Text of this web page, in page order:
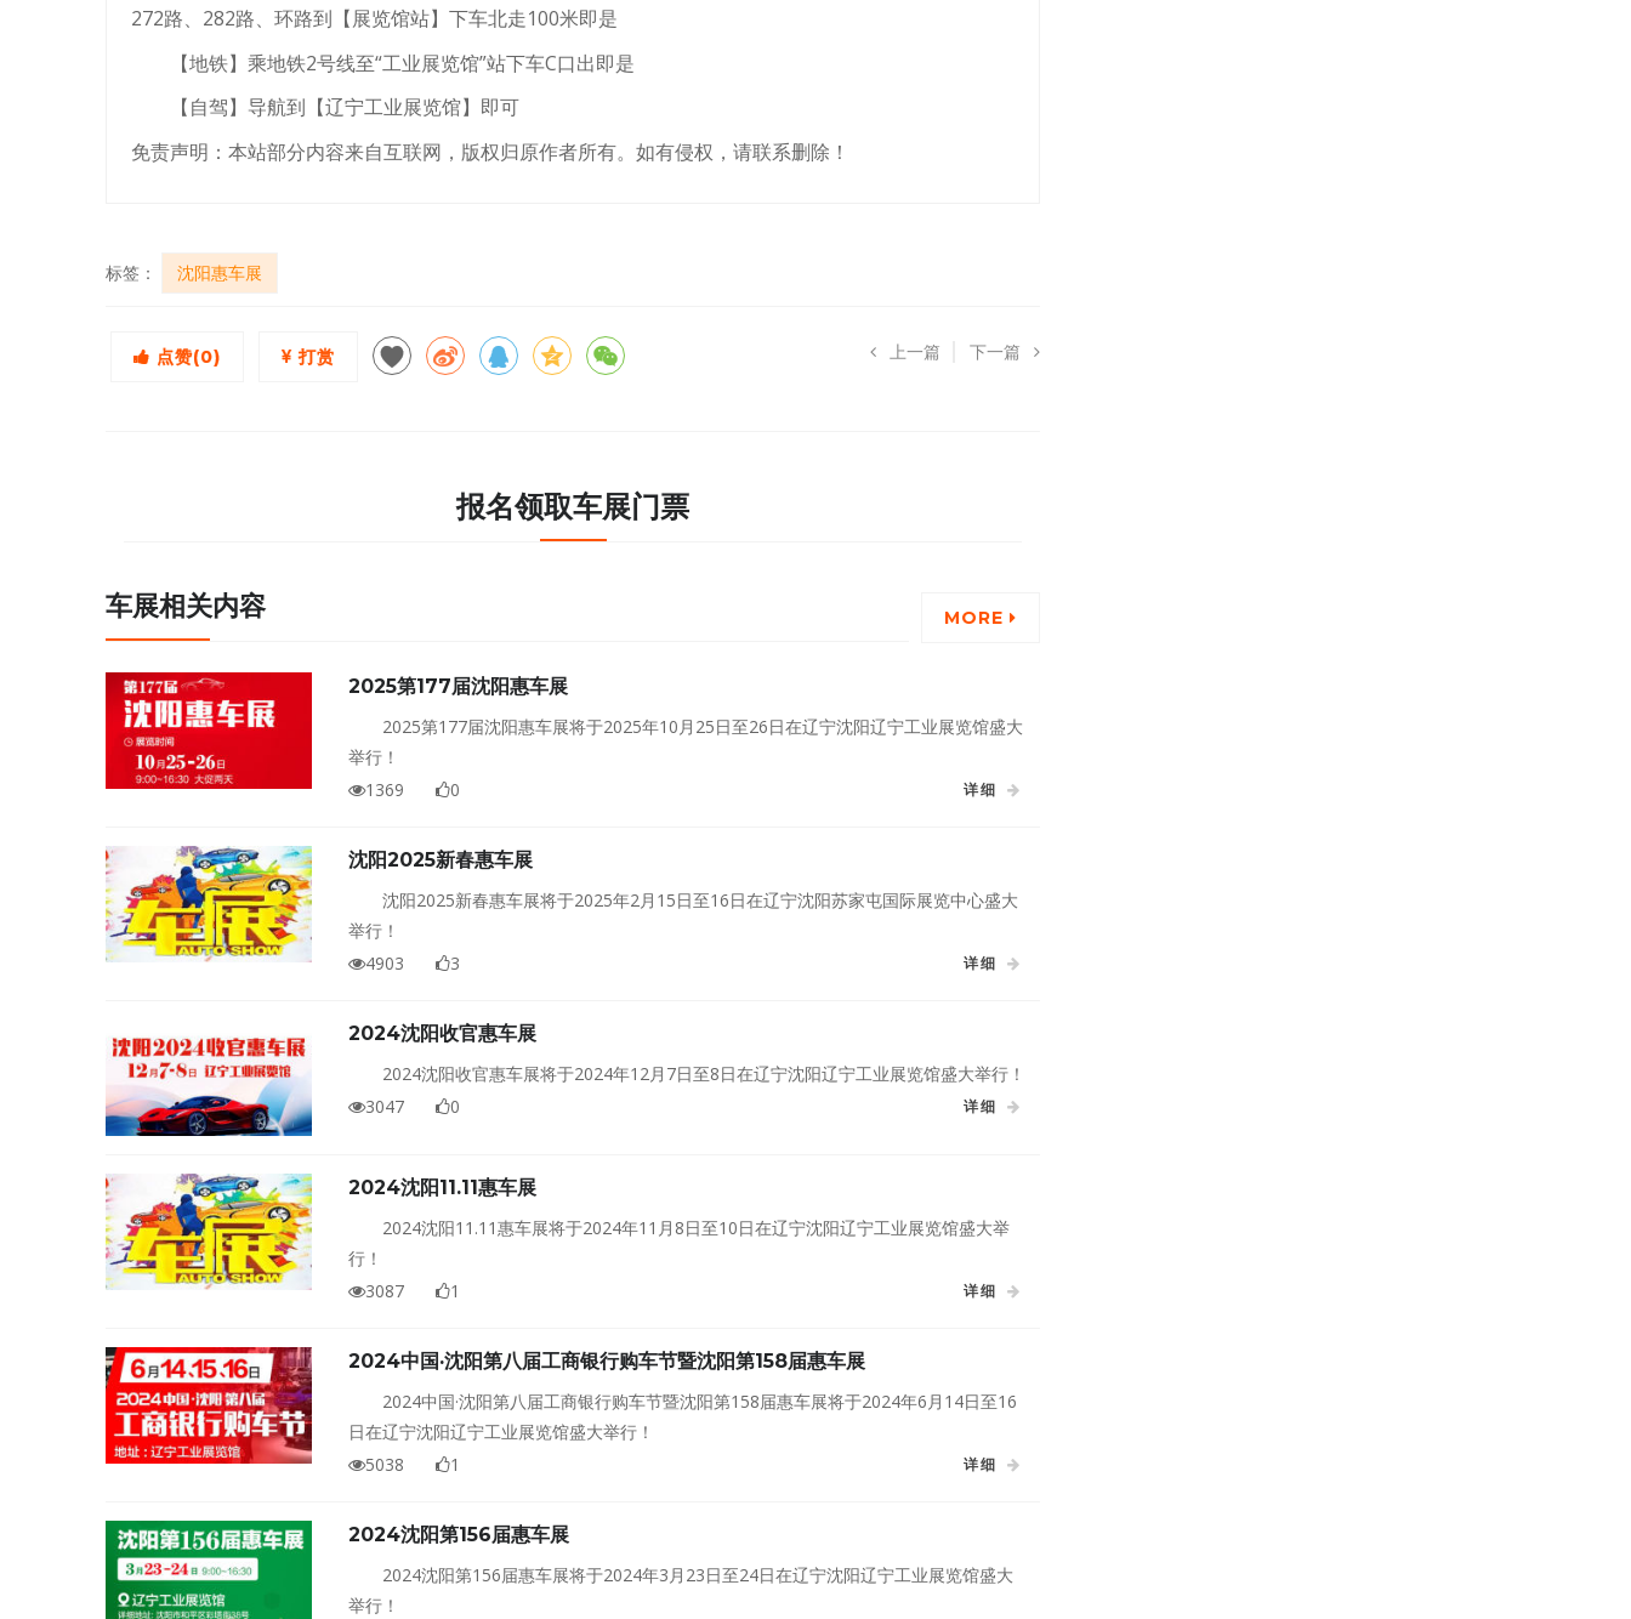
272路、282路、环路到【展览馆站】下车北走100米即是
【地铁】乘地铁2号线至“工业展览馆”站下车C口出即是
【自驾】导航到【辽宁工业展览馆】即可
免责声明：本站部分内容来自互联网，版权归原作者所有。如有侵权，请联系删除！
标签： 沈阳惠车展
点赞(0) 打赏 上一篇 下一篇
报名领取车展门票
车展相关内容 MORE
2025第177届沈阳惠车展
2025第177届沈阳惠车展将于2025年10月25日至26日在辽宁沈阳辽宁工业展览馆盛大
举行！
1369
0 详细
沈阳2025新春惠车展
沈阳2025新春惠车展将于2025年2月15日至16日在辽宁沈阳苏家屯国际展览中心盛大
举行！
4903
3 详细
2024沈阳收官惠车展
2024沈阳收官惠车展将于2024年12月7日至8日在辽宁沈阳辽宁工业展览馆盛大举行！
3047
0 详细
2024沈阳11.11惠车展
2024沈阳11.11惠车展将于2024年11月8日至10日在辽宁沈阳辽宁工业展览馆盛大举
行！
3087
1 详细
2024中国·沈阳第八届工商银行购车节暨沈阳第158届惠车展
2024中国·沈阳第八届工商银行购车节暨沈阳第158届惠车展将于2024年6月14日至16
日在辽宁沈阳辽宁工业展览馆盛大举行！
5038
1 详细
2024沈阳第156届惠车展
2024沈阳第156届惠车展将于2024年3月23日至24日在辽宁沈阳辽宁工业展览馆盛大
举行！